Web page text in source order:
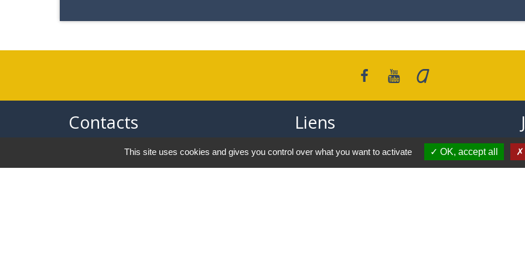
Contacts
Commune de Saint-Pierre d’Albigny
31 rue Auguste Domenget - Mail :
Liens
Covoiturage Mobisavoie
Le Parc des Bauges
This site uses cookies and gives you control over what you want to activate OK, accept all